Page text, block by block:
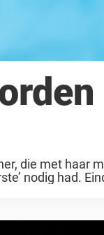
die met haar
nodig had.